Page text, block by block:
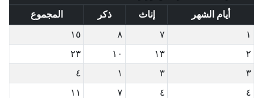
أيام الشهر
إناث ذكر
المجموع
١
٧ ٨
١٥
٢
١٣ ١٠
٢٣
٣
٣ ١
٤
٤
٤ ٧
١١